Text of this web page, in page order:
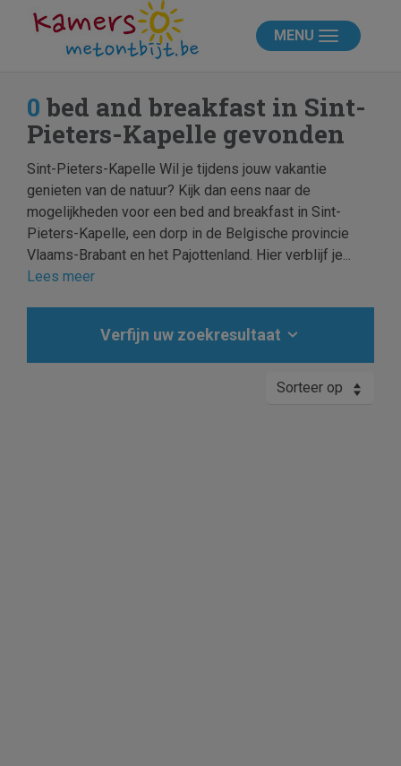
MENU
0 bed and breakfast in Sint-
Pieters-Kapelle gevonden
Sint-Pieters-Kapelle Wil je tijdens jouw vakantie
genieten van de natuur? Kijk dan eens naar de
mogelijkheden voor een bed and breakfast in Sint-
Pieters-Kapelle, een dorp in de Belgische provincie
Vlaams-Brabant en het Pajottenland. Hier verblijf je...
Lees meer
Verfijn uw zoekresultaat
Sorteer op